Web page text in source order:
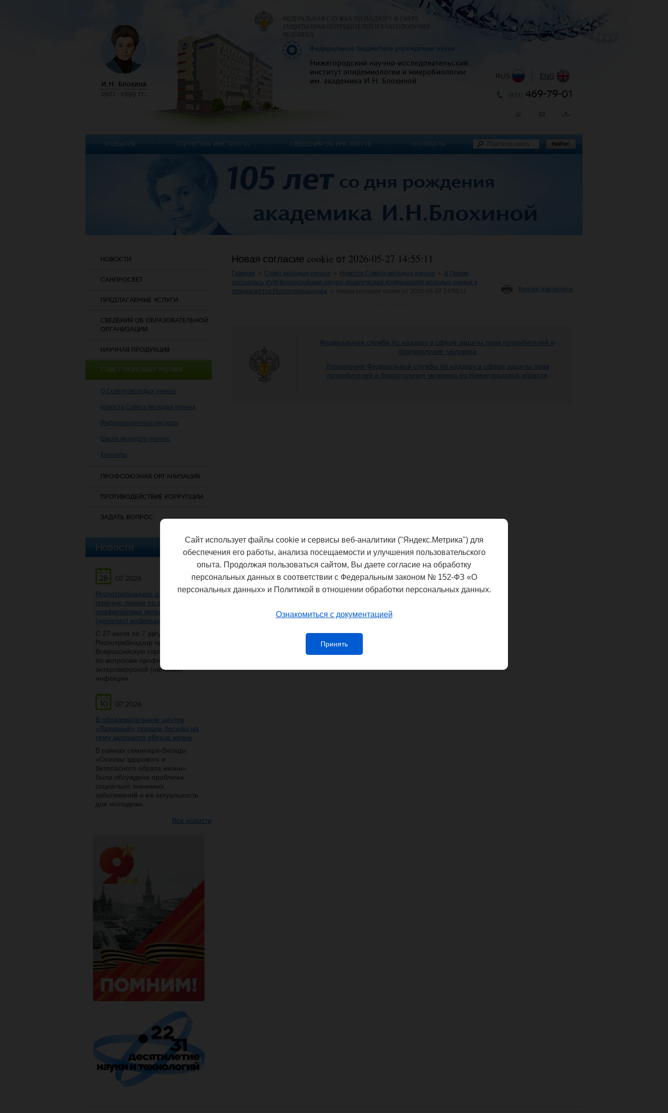
НОВОСТИ
САНПРОСВЕТ
ПРЕДЛАГАЕМЫЕ УСЛУГИ
СВЕДЕНИЯ ОБ ОБРАЗОВАТЕЛЬНОЙ
ОРГАНИЗАЦИИ
НАУЧНАЯ ПРОДУКЦИЯ
СОВЕТ МОЛОДЫХ УЧЕНЫХ
О Совете молодых ученых
Новости Совета молодых ученых
Информационные ресурсы
Школа молодого ученого
Контакты
ПРОФСОЮЗНАЯ ОРГАНИЗАЦИЯ
ПРОТИВОДЕЙСТВИЕ КОРРУПЦИИ
ЗАДАТЬ ВОПРОС
Новости
28
07.2026
Роспотребнадзор открывает
горячую линию по вопросам
профилактики энтеровирусной
(неполио) инфекции
С 27 июля по 7 августа
Роспотребнадзор проведет
Всероссийскую горячую линию
по вопросам профилактики
энтеровирусной (неполио)
инфекции.
10
07.2026
В образовательном центре
«Лазурный» прошли беседы на
тему здорового образа жизни
В рамках семинара-беседы
«Основы здорового и
безопасного образа жизни»
была обсуждена проблема
социально значимых
заболеваний и её актуальность
для молодежи.
Все новости
Новая согласие cookie от 2026-05-27 14:55:11
Главная Совет молодых ученых Новости Совета молодых ученых
В Перми
состоялась XVIII Всероссийская научно-практическая конференция молодых ученых и
специалистов Роспотребнадзора
Версия для печати
Федеральная служба по надзору в сфере защиты прав потребителей и
благополучия человека
Управление Федеральной службы по надзору в сфере защиты прав
потребителей и благополучия человека по Нижегородской области
ФЕДЕРАЛЬНАЯ СЛУЖБА ПО НАДЗОРУ В СФЕРЕ
ЗАЩИТЫ ПРАВ ПОТРЕБИТЕЛЕЙ И БЛАГОПОЛУЧИЯ
ЧЕЛОВЕКА
Федеральное бюджетное учреждение науки
Нижегородский научно-исследовательский
институт эпидемиологии и микробиологии
им. академика И.Н. Блохиной
RUS ENG
469-79-01
СОБЫТИЯ СТРУКТУРА ИНСТИТУТА СВЕДЕНИЯ ОБ ИНСТИТУТЕ КОНТАКТЫ Найти!
Сайт использует файлы cookie и сервисы веб-аналитики ("Яндекс.Метрика") для
обеспечения его работы, анализа посещаемости и улучшения пользовательского
опыта. Продолжая пользоваться сайтом, Вы даете согласие на обработку
персональных данных в соответствии с Федеральным законом № 152-ФЗ «О
персональных данных» и Политикой в отношении обработки персональных данных.
Ознакомиться с документацией
Принять